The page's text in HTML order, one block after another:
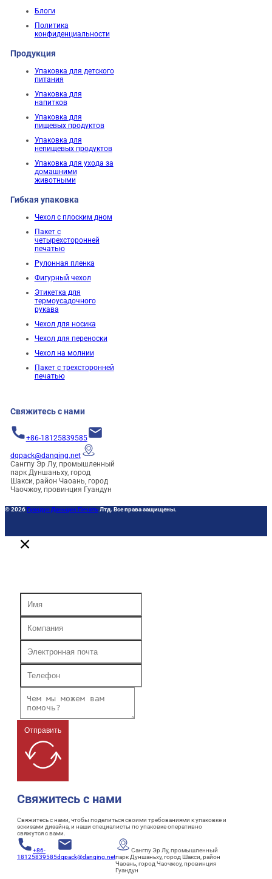
Блоги
Политика
конфиденциальности
Продукция
Упаковка для детского
питания
Упаковка для
напитков
Упаковка для
пищевых продуктов
Упаковка для
непищевых продуктов
Упаковка для ухода за
домашними
животными
Гибкая упаковка
Чехол с плоским дном
Пакет с
четырехсторонней
печатью
Рулонная пленка
Фигурный чехол
Этикетка для
термоусадочного
рукава
Чехол для носика
Чехол для переноски
Чехол на молнии
Пакет с трехсторонней
печатью
Свяжитесь с нами
+86-18125839585
dqpack@danqing.net
Сангпу Эр Лу, промышленный
парк Дуншаньху, город
Шакси, район Чаоань, город
Чаочжоу, провинция Гуандун
© 2026 Гуандун Даньцин ПечатьЛтд. Все права защищены.
Отправить
Свяжитесь с нами
Свяжитесь с нами, чтобы поделиться своими требованиями к упаковке и
эскизами дизайна, и наши специалисты по упаковке оперативно
свяжутся с вами.
+86-
18125839585dqpack@danqing.net
Сангпу Эр Лу, промышленный
парк Дуншаньху, город Шакси, район
Чаоань, город Чаочжоу, провинция
Гуандун